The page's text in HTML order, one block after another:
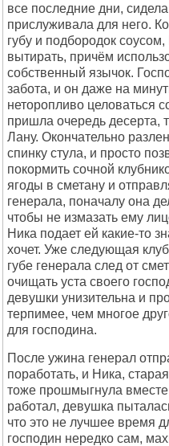
все последние дни,
прислуживала для него.
губу и подбородок
вытирать, причём
собственный язычок.
забота, и он даже на
неторопливо целоваться
пришла очередь десерта,
Лану. Окончательно
спинку стула, и просто
покормить сочной
ягоды в сметану и
генерала, поначалу она
чтобы не измазать ему
Ника подает ей какие-то
хочет. Уже следующая
губе генерала след от
очищать уста своего
девушки унизительна и
терпимее, чем многое
для господина.
После ужина генерал
поработать, и Ника,
тоже прошмыгнула вместе
работал, девушка
что это не лучшее время
господин нередко сам,